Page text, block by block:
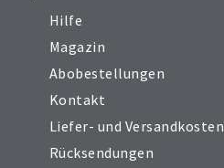
Hilfe
Magazin
Abobestellungen
Kontakt
Liefer- und Versandkosten
Rücksendungen